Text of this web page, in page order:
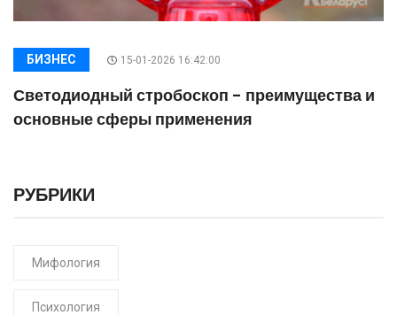
БИЗНЕС 15-01-2026 16:42:00
Светодиодный стробоскоп - преимущества и
основные сферы применения
РУБРИКИ
Мифология
Психология